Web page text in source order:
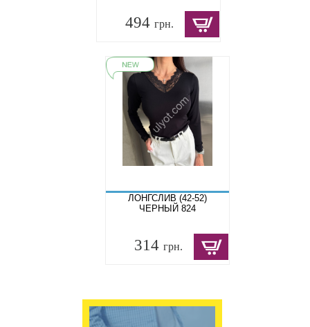
494 грн.
ЛОНГСЛИВ (42-52)
ЧЕРНЫЙ 824
314 грн.